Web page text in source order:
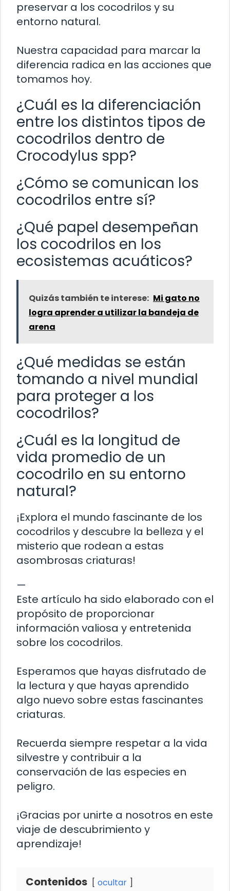
preservar a los cocodrilos y su
entorno natural.
Nuestra capacidad para marcar la
diferencia radica en las acciones que
tomamos hoy.
¿Cuál es la diferenciación
entre los distintos tipos de
cocodrilos dentro de
Crocodylus spp?
¿Cómo se comunican los
cocodrilos entre sí?
¿Qué papel desempeñan
los cocodrilos en los
ecosistemas acuáticos?
Quizás también te interese: Mi gato no
logra aprender a utilizar la bandeja de
arena
¿Qué medidas se están
tomando a nivel mundial
para proteger a los
cocodrilos?
¿Cuál es la longitud de
vida promedio de un
cocodrilo en su entorno
natural?
¡Explora el mundo fascinante de los
cocodrilos y descubre la belleza y el
misterio que rodean a estas
asombrosas criaturas!
—
Este artículo ha sido elaborado con el
propósito de proporcionar
información valiosa y entretenida
sobre los cocodrilos.
Esperamos que hayas disfrutado de
la lectura y que hayas aprendido
algo nuevo sobre estas fascinantes
criaturas.
Recuerda siempre respetar a la vida
silvestre y contribuir a la
conservación de las especies en
peligro.
¡Gracias por unirte a nosotros en este
viaje de descubrimiento y
aprendizaje!
Contenidos ocultar